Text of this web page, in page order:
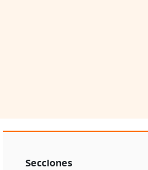
Secciones